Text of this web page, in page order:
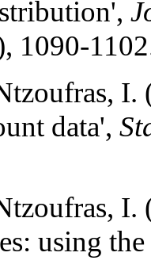
1090-
I.
data',
I.
using